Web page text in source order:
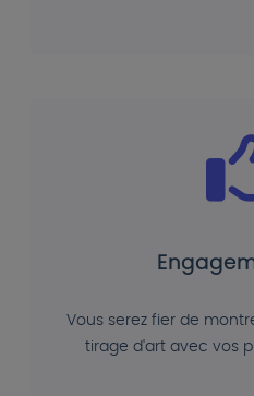
Vous serez fier de
tirage d'art avec vos